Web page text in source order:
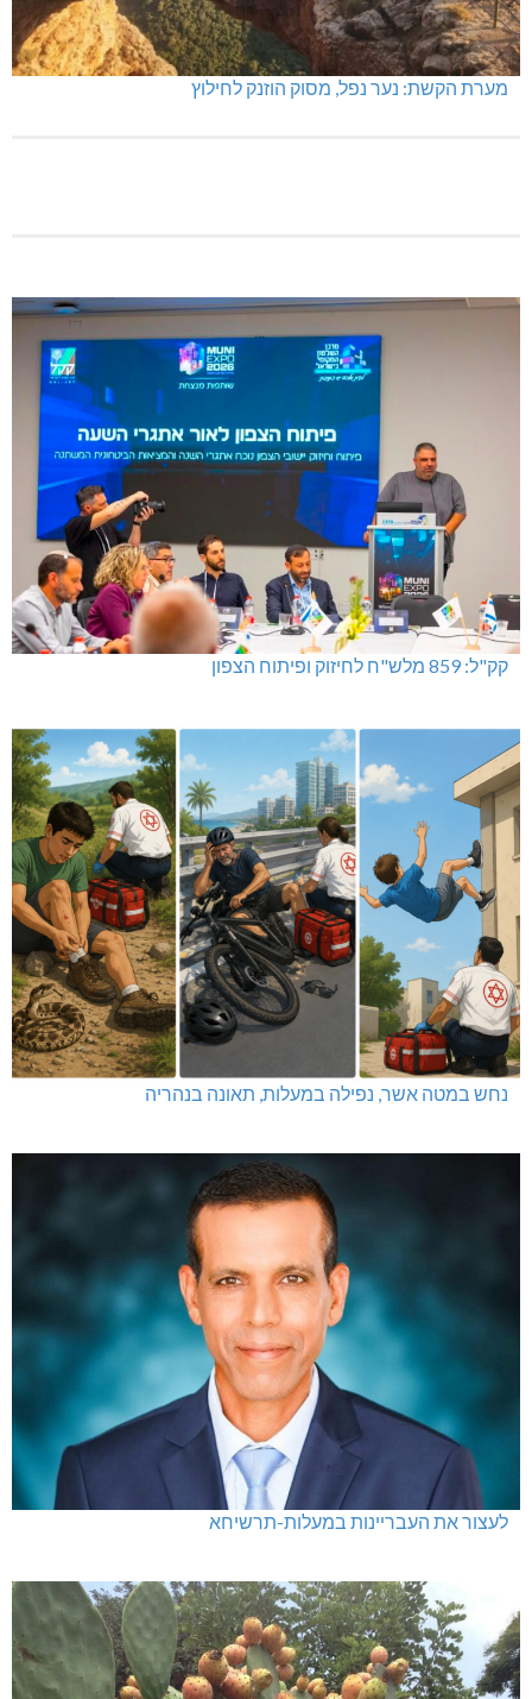
מערת הקשת: נער נפל, מסוק הוזנק לחילוץ
קק"ל: 859 מלש"ח לחיזוק ופיתוח הצפון
נחש במטה אשר, נפילה במעלות, תאונה בנהריה
לעצור את העבריינות במעלות-תרשיחא